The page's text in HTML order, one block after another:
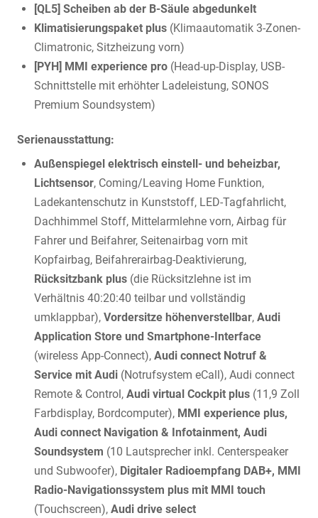
[QL5] Scheiben ab der B-Säule abgedunkelt
Klimatisierungspaket plus (Klimaautomatik 3-Zonen-
Climatronic, Sitzheizung vorn)
[PYH] MMI experience pro (Head-up-Display, USB-
Schnittstelle mit erhöhter Ladeleistung, SONOS
Premium Soundsystem)
Serienausstattung:
Außenspiegel elektrisch einstell- und beheizbar,
Lichtsensor, Coming/Leaving Home Funktion,
Ladekantenschutz in Kunststoff, LED-Tagfahrlicht,
Dachhimmel Stoff, Mittelarmlehne vorn, Airbag für
Fahrer und Beifahrer, Seitenairbag vorn mit
Kopfairbag, Beifahrerairbag-Deaktivierung,
Rücksitzbank plus (die Rücksitzlehne ist im
Verhältnis 40:20:40 teilbar und vollständig
umklappbar), Vordersitze höhenverstellbar, Audi
Application Store und Smartphone-Interface
(wireless App-Connect), Audi connect Notruf &
Service mit Audi (Notrufsystem eCall), Audi connect
Remote & Control, Audi virtual Cockpit plus (11,9 Zoll
Farbdisplay, Bordcomputer), MMI experience plus,
Audi connect Navigation & Infotainment, Audi
Soundsystem (10 Lautsprecher inkl. Centerspeaker
und Subwoofer), Digitaler Radioempfang DAB+, MMI
Radio-Navigationssystem plus mit MMI touch
(Touchscreen), Audi drive select